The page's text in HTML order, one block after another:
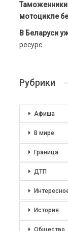
Таможенники
мотоцикле
В Беларуси
ресурс
Рубрики
Афиша
В мире
Граница
ДТП
История
Общество